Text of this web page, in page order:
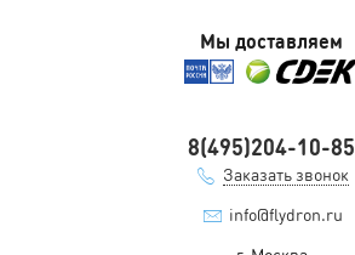
Мы доставляем
8(495)204-10-85
Заказать звонок
info@flydron.ru